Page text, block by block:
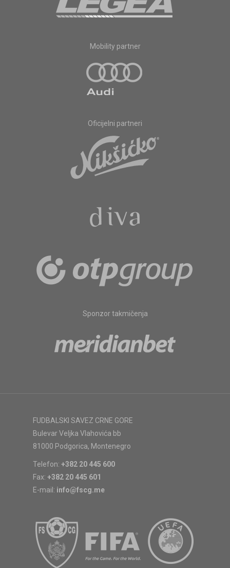
Mobility partner
Oficijelni partneri
Sponzor takmičenja
FUDBALSKI SAVEZ CRNE GORE
Bulevar Veljka Vlahovića bb
81000 Podgorica, Montenegro
Telefon: +382 20 445 600
Fax: +382 20 445 601
E-mail: info@fscg.me